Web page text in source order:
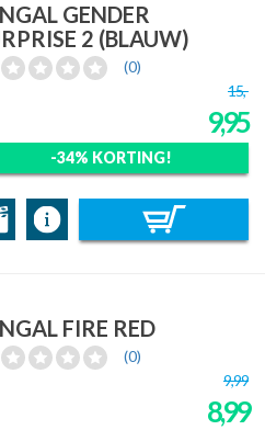
GENDER
2 (BLAUW)
(0)
15,-
9,95
-34% KORTING!
FIRE RED
(0)
9,99
8,99